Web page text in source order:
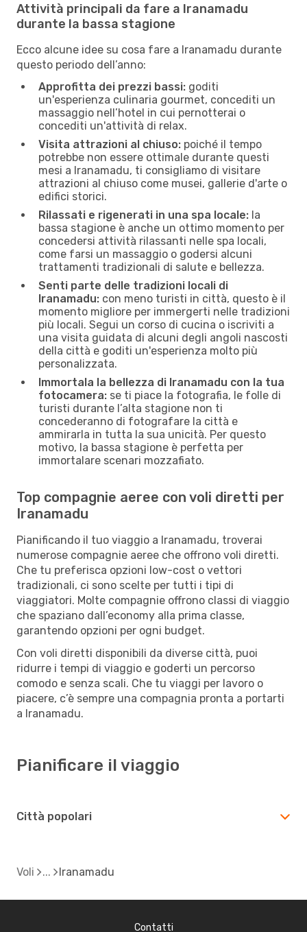
Attività principali da fare a Iranamadu
durante la bassa stagione
Ecco alcune idee su cosa fare a Iranamadu durante
questo periodo dell’anno:
Approfitta dei prezzi bassi: goditi
un'esperienza culinaria gourmet, concediti un
massaggio nell’hotel in cui pernotterai o
concediti un'attività di relax.
Visita attrazioni al chiuso: poiché il tempo
potrebbe non essere ottimale durante questi
mesi a Iranamadu, ti consigliamo di visitare
attrazioni al chiuso come musei, gallerie d'arte o
edifici storici.
Rilassati e rigenerati in una spa locale: la
bassa stagione è anche un ottimo momento per
concedersi attività rilassanti nelle spa locali,
come farsi un massaggio o godersi alcuni
trattamenti tradizionali di salute e bellezza.
Senti parte delle tradizioni locali di
Iranamadu: con meno turisti in città, questo è il
momento migliore per immergerti nelle tradizioni
più locali. Segui un corso di cucina o iscriviti a
una visita guidata di alcuni degli angoli nascosti
della città e goditi un'esperienza molto più
personalizzata.
Immortala la bellezza di Iranamadu con la tua
fotocamera: se ti piace la fotografia, le folle di
turisti durante l’alta stagione non ti
concederanno di fotografare la città e
ammirarla in tutta la sua unicità. Per questo
motivo, la bassa stagione è perfetta per
immortalare scenari mozzafiato.
Top compagnie aeree con voli diretti per
Iranamadu
Pianificando il tuo viaggio a Iranamadu, troverai
numerose compagnie aeree che offrono voli diretti.
Che tu preferisca opzioni low-cost o vettori
tradizionali, ci sono scelte per tutti i tipi di
viaggiatori. Molte compagnie offrono classi di viaggio
che spaziano dall’economy alla prima classe,
garantendo opzioni per ogni budget.
Con voli diretti disponibili da diverse città, puoi
ridurre i tempi di viaggio e goderti un percorso
comodo e senza scali. Che tu viaggi per lavoro o
piacere, c’è sempre una compagnia pronta a portarti
a Iranamadu.
Pianificare il viaggio
Città popolari
Voli Iranamadu
Contatti